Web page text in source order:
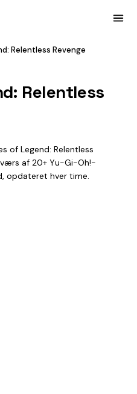
Relentless Revenge
Relentless
of Legend: Relentless
af 20+ Yu-Gi-Oh!-
opdateret hver time.